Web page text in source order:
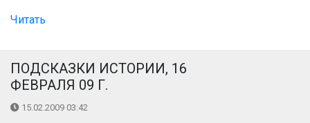
Читать
ПОДСКАЗКИ ИСТОРИИ, 16
ФЕВРАЛЯ 09 Г.
15.02.2009 03:42